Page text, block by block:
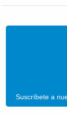
Suscríbete a